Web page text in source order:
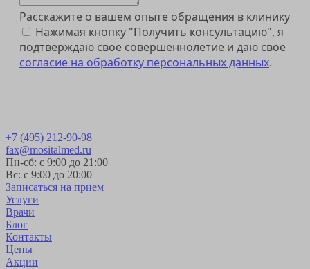
Расскажите о вашем опыте обращения в клинику
Нажимая кнопку "Получить консультацию", я
подтверждаю свое совершеннолетие и даю свое
согласие на обработку персональных данных.
+7 (495) 212-90-98
fax@mositalmed.ru
Пн-сб: с 9:00 до 21:00
Вс: с 9:00 до 20:00
Записаться на прием
Услуги
Врачи
Блог
Контакты
Цены
Акции